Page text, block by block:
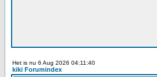
Het is nu 6 Aug 2026 04:11:40
kiki Forumindex